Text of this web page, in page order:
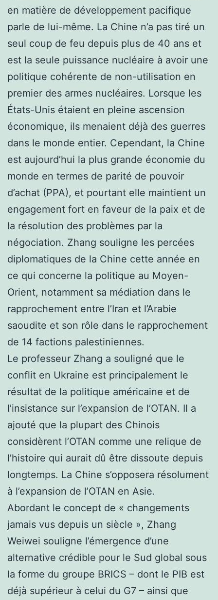
en matière de développement pacifique
parle de lui-même. La Chine n’a pas tiré un
seul coup de feu depuis plus de 40 ans et
est la seule puissance nucléaire à avoir une
politique cohérente de non-utilisation en
premier des armes nucléaires. Lorsque les
États-Unis étaient en pleine ascension
économique, ils menaient déjà des guerres
dans le monde entier. Cependant, la Chine
est aujourd’hui la plus grande économie du
monde en termes de parité de pouvoir
d’achat (PPA), et pourtant elle maintient un
engagement fort en faveur de la paix et de
la résolution des problèmes par la
négociation. Zhang souligne les percées
diplomatiques de la Chine cette année en
ce qui concerne la politique au Moyen-
Orient, notamment sa médiation dans le
rapprochement entre l’Iran et l’Arabie
saoudite et son rôle dans le rapprochement
de 14 factions palestiniennes.
Le professeur Zhang a souligné que le
conflit en Ukraine est principalement le
résultat de la politique américaine et de
l’insistance sur l’expansion de l’OTAN. Il a
ajouté que la plupart des Chinois
considèrent l’OTAN comme une relique de
l’histoire qui aurait dû être dissoute depuis
longtemps. La Chine s’opposera résolument
à l’expansion de l’OTAN en Asie.
Abordant le concept de « changements
jamais vus depuis un siècle », Zhang
Weiwei souligne l’émergence d’une
alternative crédible pour le Sud global sous
la forme du groupe BRICS – dont le PIB est
déjà supérieur à celui du G7 – ainsi que